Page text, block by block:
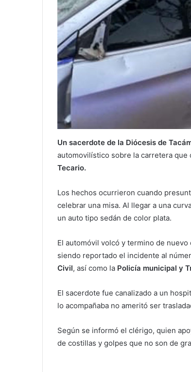
Un sacerdote de la Diócesis de
automovilístico sobre la carretera que
Tecario.
Los hechos ocurrieron cuando
celebrar una misa. Al llegar a una
un auto tipo sedán de color plata.
El automóvil volcó y termino de
siendo reportado el incidente al
Civil, así como la Policía municipal y
El sacerdote fue canalizado a un
lo acompañaba no ameritó ser
Según se informó el clérigo, quien
de costillas y golpes que no son de